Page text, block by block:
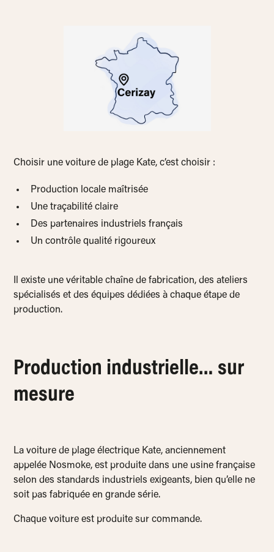
Choisir une voiture de plage Kate, c’est choisir :
Production locale maîtrisée
Une traçabilité claire
Des partenaires industriels français
Un contrôle qualité rigoureux
Il existe une véritable chaîne de fabrication, des ateliers
spécialisés et des équipes dédiées à chaque étape de
production.
Production industrielle… sur
mesure
La voiture de plage électrique Kate, anciennement
appelée Nosmoke, est produite dans une usine française
selon des standards industriels exigeants, bien qu’elle ne
soit pas fabriquée en grande série.
Chaque voiture est produite sur commande.